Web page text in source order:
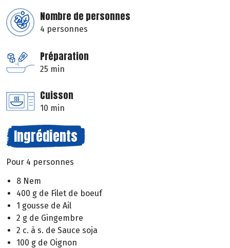
Nombre de personnes
4 personnes
Préparation
25 min
Cuisson
10 min
Ingrédients
Pour 4 personnes
8 Nem
400 g de Filet de boeuf
1 gousse de Ail
2 g de Gingembre
2 c. à s. de Sauce soja
100 g de Oignon